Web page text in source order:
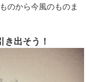
のから今風のものま
出そう！